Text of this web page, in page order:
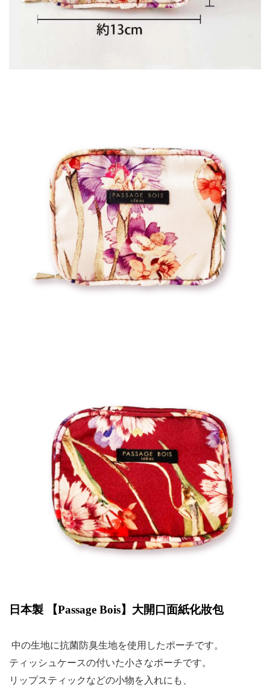
日本製 【Passage Bois】大開口面紙化妝包
中の生地に抗菌防臭生地を使用したポーチです。
ティッシュケースの付いた小さなポーチです。
リップスティックなどの小物を入れにも、